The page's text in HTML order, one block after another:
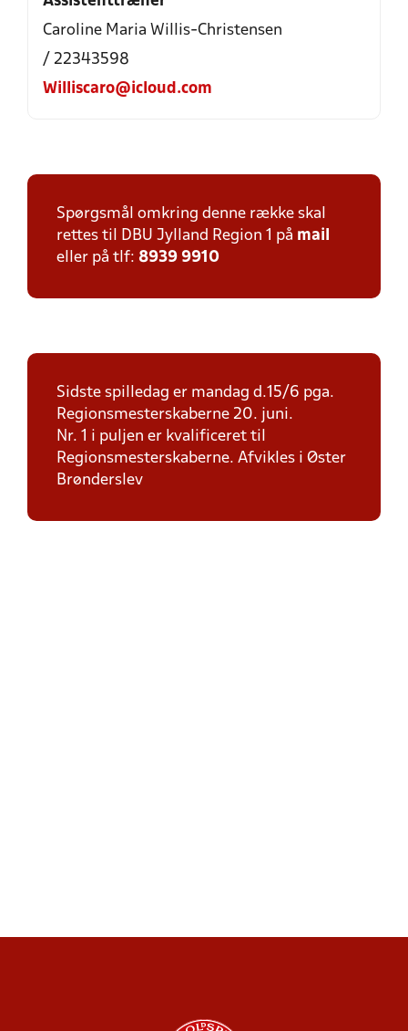
Caroline Maria Willis-Christensen
/ 22343598
Williscaro@icloud.com
Spørgsmål omkring denne række skal
rettes til DBU Jylland Region 1 på mail
eller på tlf: 8939 9910
Sidste spilledag er mandag d.15/6 pga.
Regionsmesterskaberne 20. juni.
Nr. 1 i puljen er kvalificeret til
Regionsmesterskaberne. Afvikles i Øster
Brønderslev